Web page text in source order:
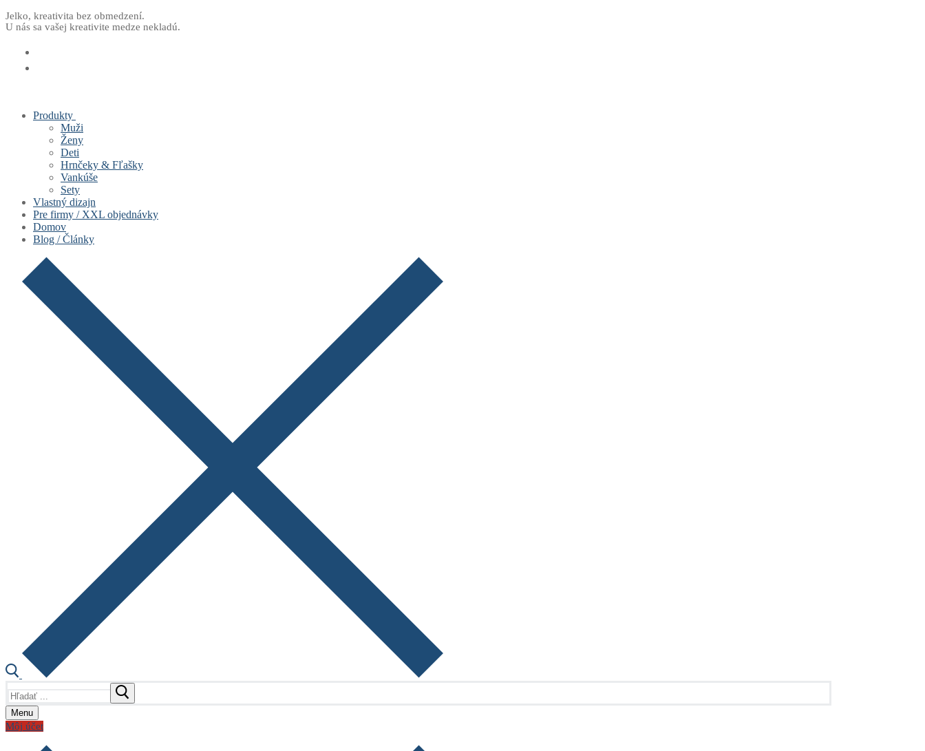
Preskočiť
na
Menu
Zavrieť
Jelko, kreativita bez obmedzení.
U nás sa vašej kreativite medze nekladú.
Produkty
Muži
Ženy
Deti
Hrnčeky & Fľašky
Vankúše
Sety
Vlastný dizajn
Pre firmy / XXL objednávky
Domov
Blog / Články
Menu
Môj účet